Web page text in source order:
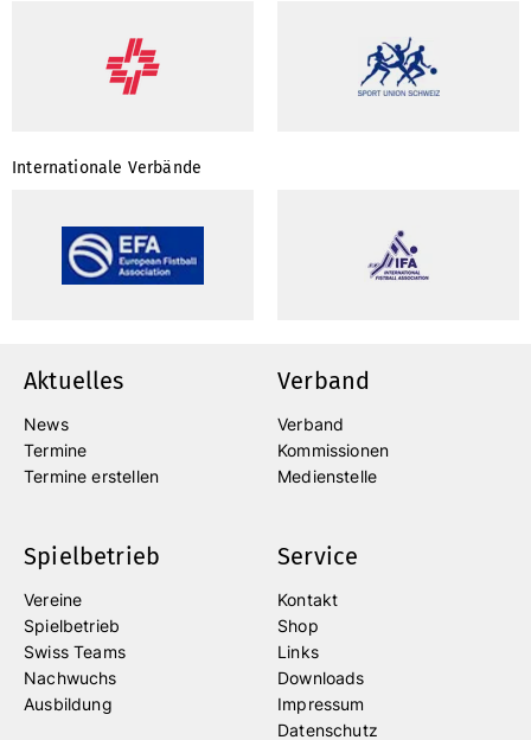
Internationale Verbände
Aktuelles
News
Termine
Termine erstellen
Verband
Verband
Kommissionen
Medienstelle
Spielbetrieb
Vereine
Spielbetrieb
Swiss Teams
Nachwuchs
Ausbildung
Service
Kontakt
Shop
Links
Downloads
Impressum
Datenschutz